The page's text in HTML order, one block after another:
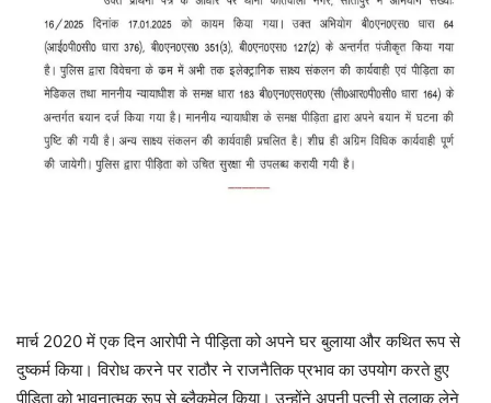
मार्च 2020 में एक दिन आरोपी ने पीड़िता को अपने घर बुलाया और कथित रूप से
दुष्कर्म किया। विरोध करने पर राठौर ने राजनैतिक प्रभाव का उपयोग करते हुए
पीड़िता को भावनात्मक रूप से ब्लैकमेल किया। उन्होंने अपनी पत्नी से तलाक लेने